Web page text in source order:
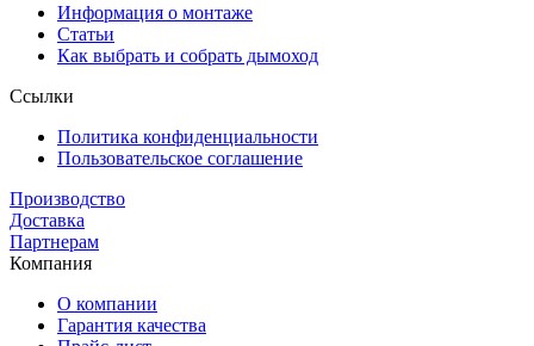
Информация о монтаже
Статьи
Как выбрать и собрать дымоход
Ссылки
Политика конфиденциальности
Пользовательское соглашение
Производство
Доставка
Партнерам
Компания
О компании
Гарантия качества